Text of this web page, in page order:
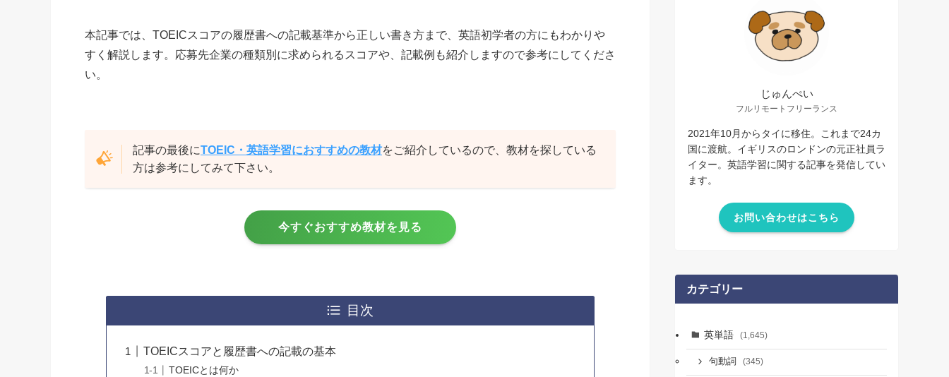
本記事では、TOEICスコアの履歴書への記載基準から正しい書き方まで、英語初学者の方にもわかりや
すく解説します。応募先企業の種類別に求められるスコアや、記載例も紹介しますので参考にしてくださ
い。
記事の最後にTOEIC・英語学習におすすめの教材をご紹介しているので、教材を探している
方は参考にしてみて下さい。
今すぐおすすめ教材を見る
目次
TOEICスコアと履歴書への記載の基本
TOEICとは何か
じゅんぺい
フルリモートフリーランス
2021年10月からタイに移住。これまで24カ
国に渡航。イギリスのロンドンの元正社員ラ
イター。英語学習に関する記事を発信してい
ます。
お問い合わせはこちら
カテゴリー
英単語 (1,645)
句動詞 (345)